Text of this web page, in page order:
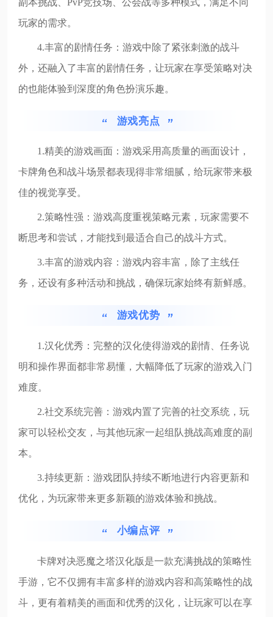
玩家的需求。
4.丰富的剧情任务：游戏中除了紧张刺激的战斗
外，还融入了丰富的剧情任务，让玩家在享受策略对决
的也能体验到深度的角色扮演乐趣。
游戏亮点
1.精美的游戏画面：游戏采用高质量的画面设计，
卡牌角色和战斗场景都表现得非常细腻，给玩家带来极
佳的视觉享受。
2.策略性强：游戏高度重视策略元素，玩家需要不
断思考和尝试，才能找到最适合自己的战斗方式。
3.丰富的游戏内容：游戏内容丰富，除了主线任
务，还设有多种活动和挑战，确保玩家始终有新鲜感。
游戏优势
1.汉化优秀：完整的汉化使得游戏的剧情、任务说
明和操作界面都非常易懂，大幅降低了玩家的游戏入门
难度。
2.社交系统完善：游戏内置了完善的社交系统，玩
家可以轻松交友，与其他玩家一起组队挑战高难度的副
本。
3.持续更新：游戏团队持续不断地进行内容更新和
优化，为玩家带来更多新颖的游戏体验和挑战。
小编点评
卡牌对决恶魔之塔汉化版是一款充满挑战的策略性
手游，它不仅拥有丰富多样的游戏内容和高策略性的战
斗，更有着精美的画面和优秀的汉化，让玩家可以在享